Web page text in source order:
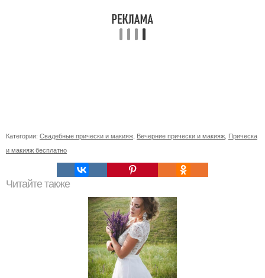
Категории: Свадебные прически и макияж Вечерние прически и макияж Прическа
и макияж бесплатно
Читайте также